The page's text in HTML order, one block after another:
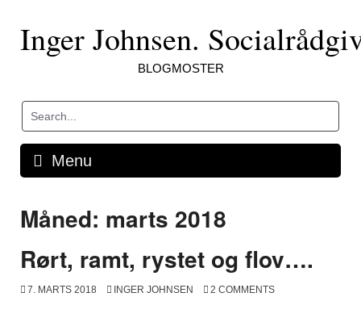
contentInger Johnsen.
BLOGMOSTER
Menu
Måned: marts 2018
Rørt, ramt, rystet og flov….
7. MARTS 2018 INGER JOHNSEN 2 COMMENTS